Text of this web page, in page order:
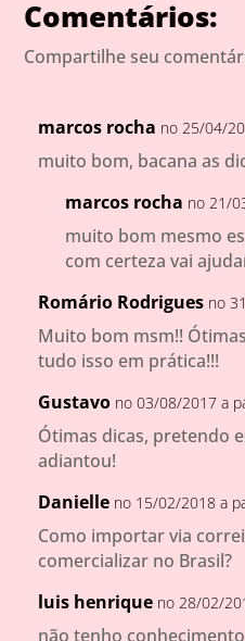
Comentários:
Compartilhe seu
marcos rocha no 25/04/
muito bom, bacana as
marcos rocha no 21/
muito bom mesmo
com certeza vai
Romário Rodrigues no
Muito bom msm!!
tudo isso em prática!!!
Gustavo no 03/08/2017 a
Ótimas dicas, pretendo
adiantou!
Danielle no 15/02/2018 a
Como importar via
comercializar no Brasil?
luis henrique no 28/02/
não tenho